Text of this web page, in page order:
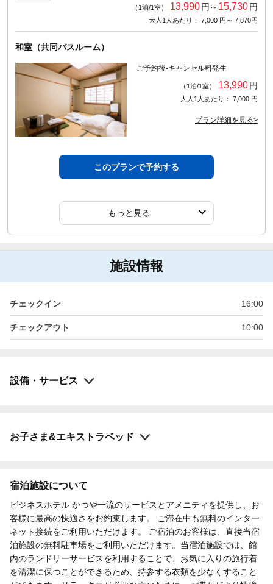
（1泊/1室） 13,990円～ 15,730円
大人1人あたり： 7,000 円～ 7,870円
和室（共同バスルーム）
ご予約後-キャンセル料発生
（1泊/1室） 13,990円
大人1人あたり： 7,000 円
プラン詳細を見る>
このプランで予約する
もっと見る
施設情報
チェックイン 16:00
チェックアウト 10:00
設備・サービス
お子さま&エキストラベッド
宿泊施設について
ビジネスホテル かつや一流のサービスとアメニティを提供し、お
客様に最高の快適さをお約束します。 ご滞在中も無料のインター
ネット接続をご利用いただけます。 ご宿泊のお客様は、直接当宿
泊施設の無料駐車場をご利用いただけます。当宿泊施設では、館
内のランドリーサービスを利用することで、お気に入りの旅行着
を清潔に保つことができるため、持参する衣類を少なくすること